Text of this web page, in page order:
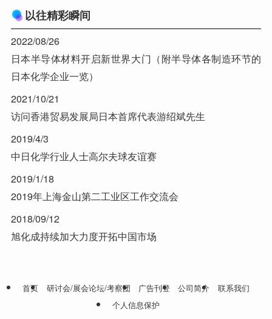
以往精彩瞬间
2022/08/26
日本半导体材料开启新世界大门（附半导体各制造环节的
日本化学企业一览）
2021/10/21
访问香港贸易发展局日本首席代表游绍斌先生
2019/4/3
中日化学行业人士高尔夫球友谊赛
2019/1/18
2019年上海金山第二工业区工作交流会
2018/09/12
旭化成持续加大力度开拓中国市场
首页 研讨会/展会论坛/考察团 广告刊登 公司简介
联系我们
个人信息保护